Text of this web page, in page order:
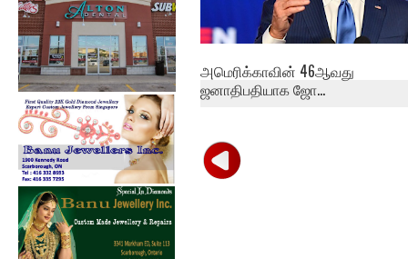
அமெரிக்காவின் 46ஆவது
ஜனாதிபதியாக ஜோ...